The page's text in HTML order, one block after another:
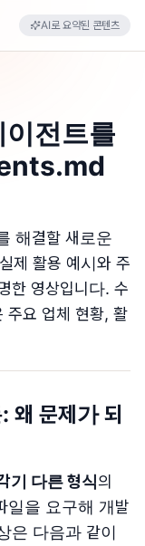
AI로 요약된 콘텐츠
이전트를
해결할 새로운
제 활용 예시와 주
한 영상입니다. 수
주요 업체 현황, 활
왜 문제가 되
기 다른 형식의
일을 요구해 개발
은 다음과 같이